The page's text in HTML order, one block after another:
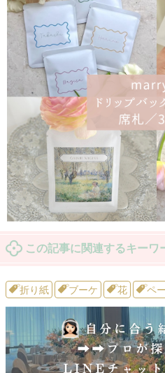
この記事に関連するキーワ
折り紙 ブーケ 花 ペ